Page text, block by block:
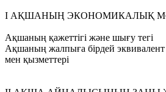
I АҚШАНЫҢ ЭКОНОМИКАЛЫҚ
Ақшаның қажеттiгi және шығу тегi
Ақшаның жалпыға бiрдей эквивалент
мен қызметтерi